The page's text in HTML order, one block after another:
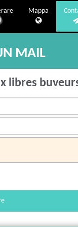
Mappa
MAIL
libres